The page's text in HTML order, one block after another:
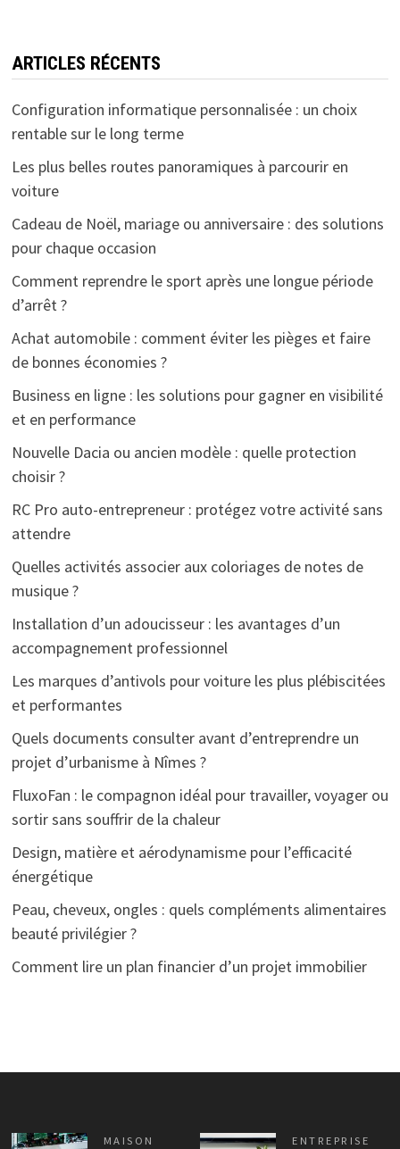
ARTICLES RÉCENTS
Configuration informatique personnalisée : un choix
rentable sur le long terme
Les plus belles routes panoramiques à parcourir en
voiture
Cadeau de Noël, mariage ou anniversaire : des solutions
pour chaque occasion
Comment reprendre le sport après une longue période
d’arrêt ?
Achat automobile : comment éviter les pièges et faire
de bonnes économies ?
Business en ligne : les solutions pour gagner en visibilité
et en performance
Nouvelle Dacia ou ancien modèle : quelle protection
choisir ?
RC Pro auto-entrepreneur : protégez votre activité sans
attendre
Quelles activités associer aux coloriages de notes de
musique ?
Installation d’un adoucisseur : les avantages d’un
accompagnement professionnel
Les marques d’antivols pour voiture les plus plébiscitées
et performantes
Quels documents consulter avant d’entreprendre un
projet d’urbanisme à Nîmes ?
FluxoFan : le compagnon idéal pour travailler, voyager ou
sortir sans souffrir de la chaleur
Design, matière et aérodynamisme pour l’efficacité
énergétique
Peau, cheveux, ongles : quels compléments alimentaires
beauté privilégier ?
Comment lire un plan financier d’un projet immobilier
MAISON ENTREPRISE